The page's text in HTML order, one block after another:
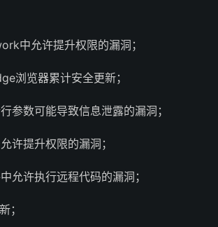
中允许提升权限的漏洞；
浏览器累计安全更新；
参数可能导致信息泄露的漏洞；
许提升权限的漏洞；
允许执行远程代码的漏洞；
；